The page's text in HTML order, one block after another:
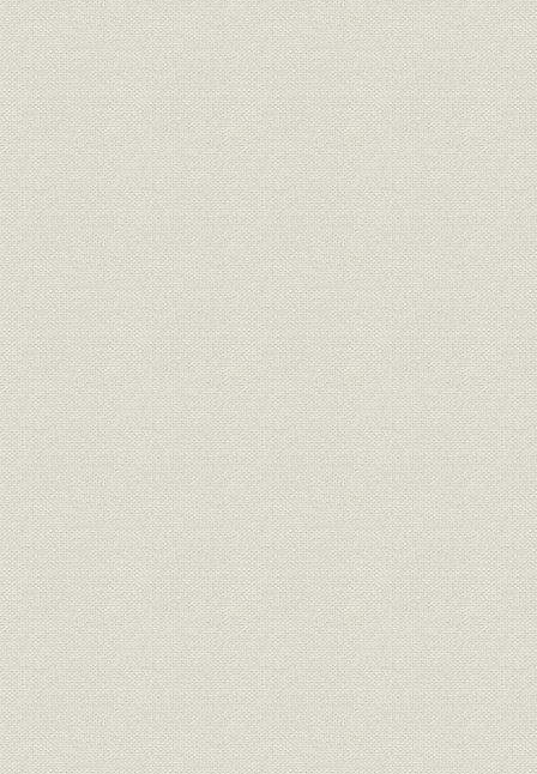
役員 歴代役員任期一覧 明治40年4
財務・業績 売上高・利益の推移 明治40年6
財務・業績 売上高・利益の推移 昭和51年4
財務・業績 売上高・利益・資本金 明治40年6
財務・業績 資本金の推移 明治40年6
従業員 従業員数の推移
昭和28年3
月末現在
関係会社 関連会社
組織;関係会社 企業集団の状況
設備 専用チップ船
沿革 年表
明治38年
(2007)
社歌 北越製紙株式会社社歌
社歌 北越製紙行進曲